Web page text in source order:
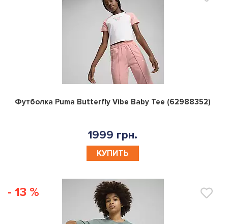
0
Футболка Puma Butterfly Vibe Baby Tee (62988352)
1999 грн.
КУПИТЬ
- 13 %